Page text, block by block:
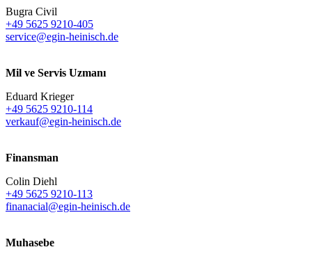
Bugra Civil
+49 5625 9210-405
service@egin-heinisch.de
Mil ve Servis Uzmanı
Eduard Krieger
+49 5625 9210-114
verkauf@egin-heinisch.de
Finansman
Colin Diehl
+49 5625 9210-113
finanacial@egin-heinisch.de
Muhasebe